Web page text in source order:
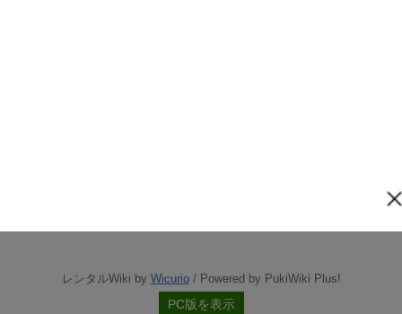
レンタルWiki by Wicurio/ Powered by PukiWiki Plus!
PC版を表示